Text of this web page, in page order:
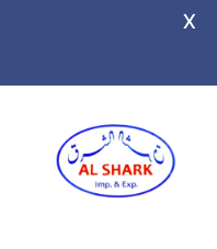
المحتوى
X